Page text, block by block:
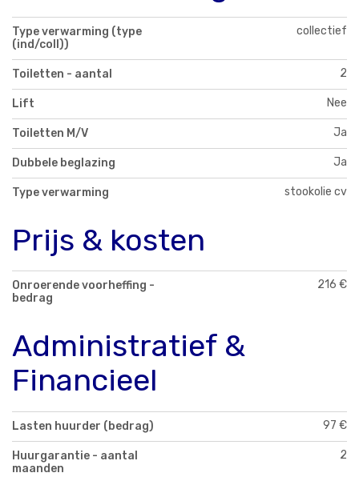
Type verwarming (type
(ind/coll))
collectief
Toiletten - aantal 2
Lift Nee
Toiletten M/V Ja
Dubbele beglazing Ja
Type verwarming stookolie cv
Prijs & kosten
Onroerende voorheffing -
bedrag
216 €
Administratief &
Financieel
Lasten huurder (bedrag) 97 €
Huurgarantie - aantal
maanden
2